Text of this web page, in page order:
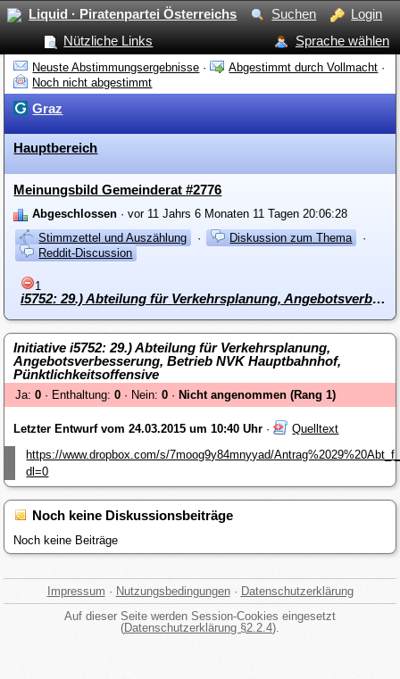
Liquid · Piratenpartei Österreichs Suchen
Login
Nützliche Links
Sprache wählen
Neuste Abstimmungsergebnisse · Abgestimmt durch Vollmacht ·
Noch nicht abgestimmt
Graz
Hauptbereich
Meinungsbild Gemeinderat #2776
Abgeschlossen · vor 11 Jahrs 6 Monaten 11 Tagen 20:06:28
Stimmzettel und Auszählung
· Diskussion zum Thema
·
Reddit-Discussion
1
i5752: 29.) Abteilung für Verkehrsplanung, Angebotsverbesserung, Betrieb NVK Hauptbahnhof, Pünktlichkeitsoffensive
Initiative i5752: 29.) Abteilung für Verkehrsplanung,
Angebotsverbesserung, Betrieb NVK Hauptbahnhof,
Pünktlichkeitsoffensive
Ja: 0· Enthaltung: 0· Nein: 0· Nicht angenommen (Rang 1)
Letzter Entwurf vom 24.03.2015 um 10:40 Uhr ·
Quelltext
https://www.dropbox.com/s/7moog9y84mnyyad/
dl=0
Noch keine Diskussionsbeiträge
Noch keine Beiträge
Impressum · Nutzungsbedingungen· Datenschutzerklärung
Auf dieser Seite werden Session-Cookies eingesetzt
(Datenschutzerklärung §2.2.4).